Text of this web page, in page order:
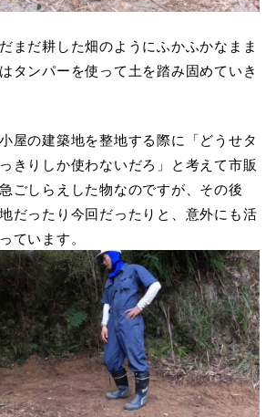
まだ耕した畑のようにふかふかなまま
タンパーを使って土を踏み固めていき
屋の建築地を整地する際に「どうせタ
きりしか使わないだろ」と考えて市販
ごしらえした物なのですが、その後
だったり今回だったりと、意外にも活
ています。